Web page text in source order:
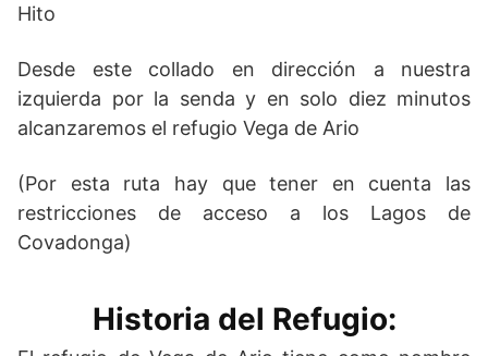
Hito
Desde este collado en dirección a nuestra
izquierda por la senda y en solo diez minutos
alcanzaremos el refugio Vega de Ario
(Por esta ruta hay que tener en cuenta las
restricciones de acceso a los Lagos de
Covadonga)
Historia del Refugio: